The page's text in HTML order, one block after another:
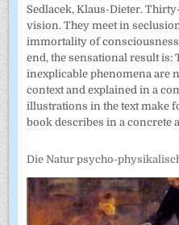
Sedlacek, Klaus-Dieter.
vision. They meet in
immortality of
end, the sensational result is:
inexplicable phenomena are
context and explained in a
illustrations in the text make
book describes in a concrete
Die Natur psycho-